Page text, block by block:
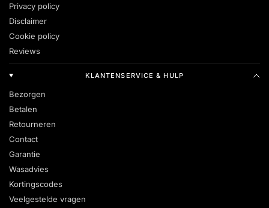
Privacy policy
Disclaimer
Cookie policy
Reviews
KLANTENSERVICE & HULP
Bezorgen
Betalen
Retourneren
Contact
Garantie
Wasadvies
Kortingscodes
Veelgestelde vragen